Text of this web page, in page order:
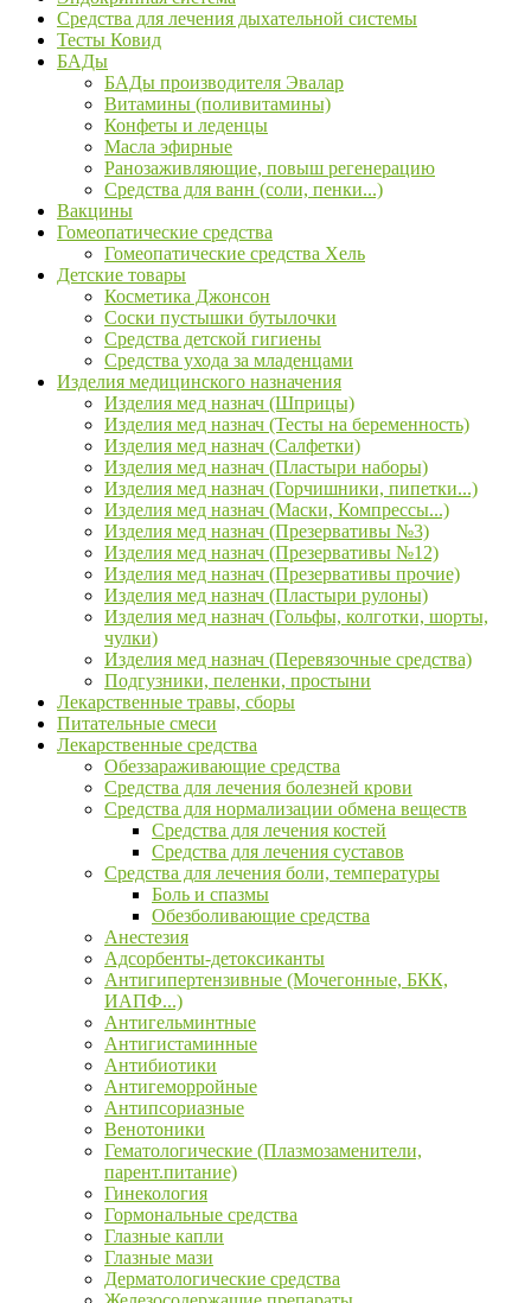
Средства для лечения дыхательной системы
Тесты Ковид
БАДы
БАДы производителя Эвалар
Витамины (поливитамины)
Конфеты и леденцы
Масла эфирные
Ранозаживляющие, повыш регенерацию
Средства для ванн (соли, пенки...)
Вакцины
Гомеопатические средства
Гомеопатические средства Хель
Детские товары
Косметика Джонсон
Соски пустышки бутылочки
Средства детской гигиены
Средства ухода за младенцами
Изделия медицинского назначения
Изделия мед назнач (Шприцы)
Изделия мед назнач (Тесты на беременность)
Изделия мед назнач (Салфетки)
Изделия мед назнач (Пластыри наборы)
Изделия мед назнач (Горчишники, пипетки...)
Изделия мед назнач (Маски, Компрессы...)
Изделия мед назнач (Презервативы №3)
Изделия мед назнач (Презервативы №12)
Изделия мед назнач (Презервативы прочие)
Изделия мед назнач (Пластыри рулоны)
Изделия мед назнач (Гольфы, колготки, шорты,
чулки)
Изделия мед назнач (Перевязочные средства)
Подгузники, пеленки, простыни
Лекарственные травы, сборы
Питательные смеси
Лекарственные средства
Обеззараживающие средства
Средства для лечения болезней крови
Средства для нормализации обмена веществ
Средства для лечения костей
Средства для лечения суставов
Средства для лечения боли, температуры
Боль и спазмы
Обезболивающие средства
Анестезия
Адсорбенты-детоксиканты
Антигипертензивные (Мочегонные, БКК,
ИАПФ...)
Антигельминтные
Антигистаминные
Антибиотики
Антигеморройные
Антипсориазные
Венотоники
Гематологические (Плазмозаменители,
парент.питание)
Гинекология
Гормональные средства
Глазные капли
Глазные мази
Дерматологические средства